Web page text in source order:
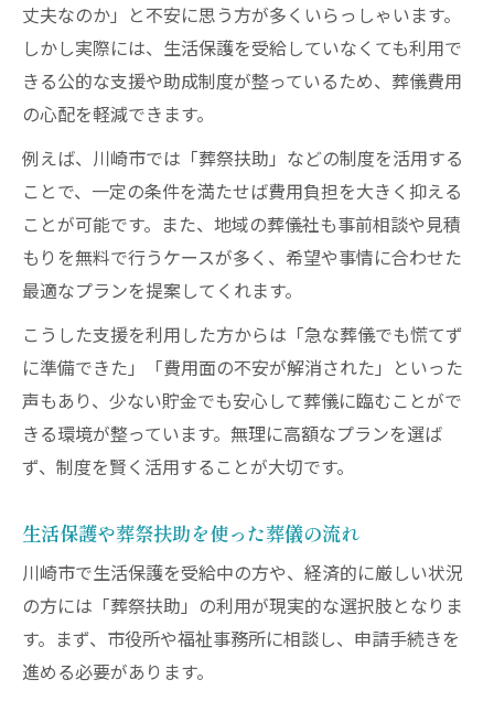
丈夫なのか」と不安に思う方が多くいらっしゃいます。
しかし実際には、生活保護を受給していなくても利用で
きる公的な支援や助成制度が整っているため、葬儀費用
の心配を軽減できます。
例えば、川崎市では「葬祭扶助」などの制度を活用する
ことで、一定の条件を満たせば費用負担を大きく抑える
ことが可能です。また、地域の葬儀社も事前相談や見積
もりを無料で行うケースが多く、希望や事情に合わせた
最適なプランを提案してくれます。
こうした支援を利用した方からは「急な葬儀でも慌てず
に準備できた」「費用面の不安が解消された」といった
声もあり、少ない貯金でも安心して葬儀に臨むことがで
きる環境が整っています。無理に高額なプランを選ば
ず、制度を賢く活用することが大切です。
生活保護や葬祭扶助を使った葬儀の流れ
川崎市で生活保護を受給中の方や、経済的に厳しい状況
の方には「葬祭扶助」の利用が現実的な選択肢となりま
す。まず、市役所や福祉事務所に相談し、申請手続きを
進める必要があります。